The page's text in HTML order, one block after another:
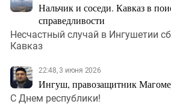
Нальчик и соседи. Кавказ в
справедливости
Несчастный случай в Ингушетии
Кавказ
22:48, 3 июня 2026
Ингуш, правозащитник
С Днем республики!